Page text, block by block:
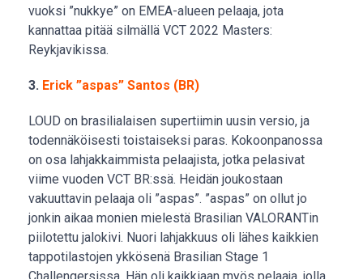
vuoksi ”nukkye” on EMEA-alueen pelaaja, jota
kannattaa pitää silmällä VCT 2022 Masters:
Reykjavikissa.
3. Erick ”aspas” Santos (BR)
LOUD on brasilialaisen supertiimin uusin versio, ja
todennäköisesti toistaiseksi paras. Kokoonpanossa
on osa lahjakkaimmista pelaajista, jotka pelasivat
viime vuoden VCT BR:ssä. Heidän joukostaan
vakuuttavin pelaaja oli ”aspas”. ”aspas” on ollut jo
jonkin aikaa monien mielestä Brasilian VALORANTin
piilotettu jalokivi. Nuori lahjakkuus oli lähes kaikkien
tappotilastojen ykkösenä Brasilian Stage 1